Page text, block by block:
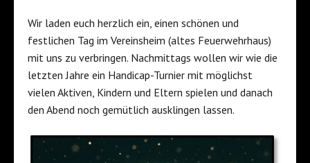
Wir laden euch herzlich ein, einen schönen und
festlichen Tag im Vereinsheim (altes Feuerwehrhaus)
mit uns zu verbringen. Nachmittags wollen wir wie die
letzten Jahre ein Handicap-Turnier mit möglichst
vielen Aktiven, Kindern und Eltern spielen und danach
den Abend noch gemütlich ausklingen lassen.